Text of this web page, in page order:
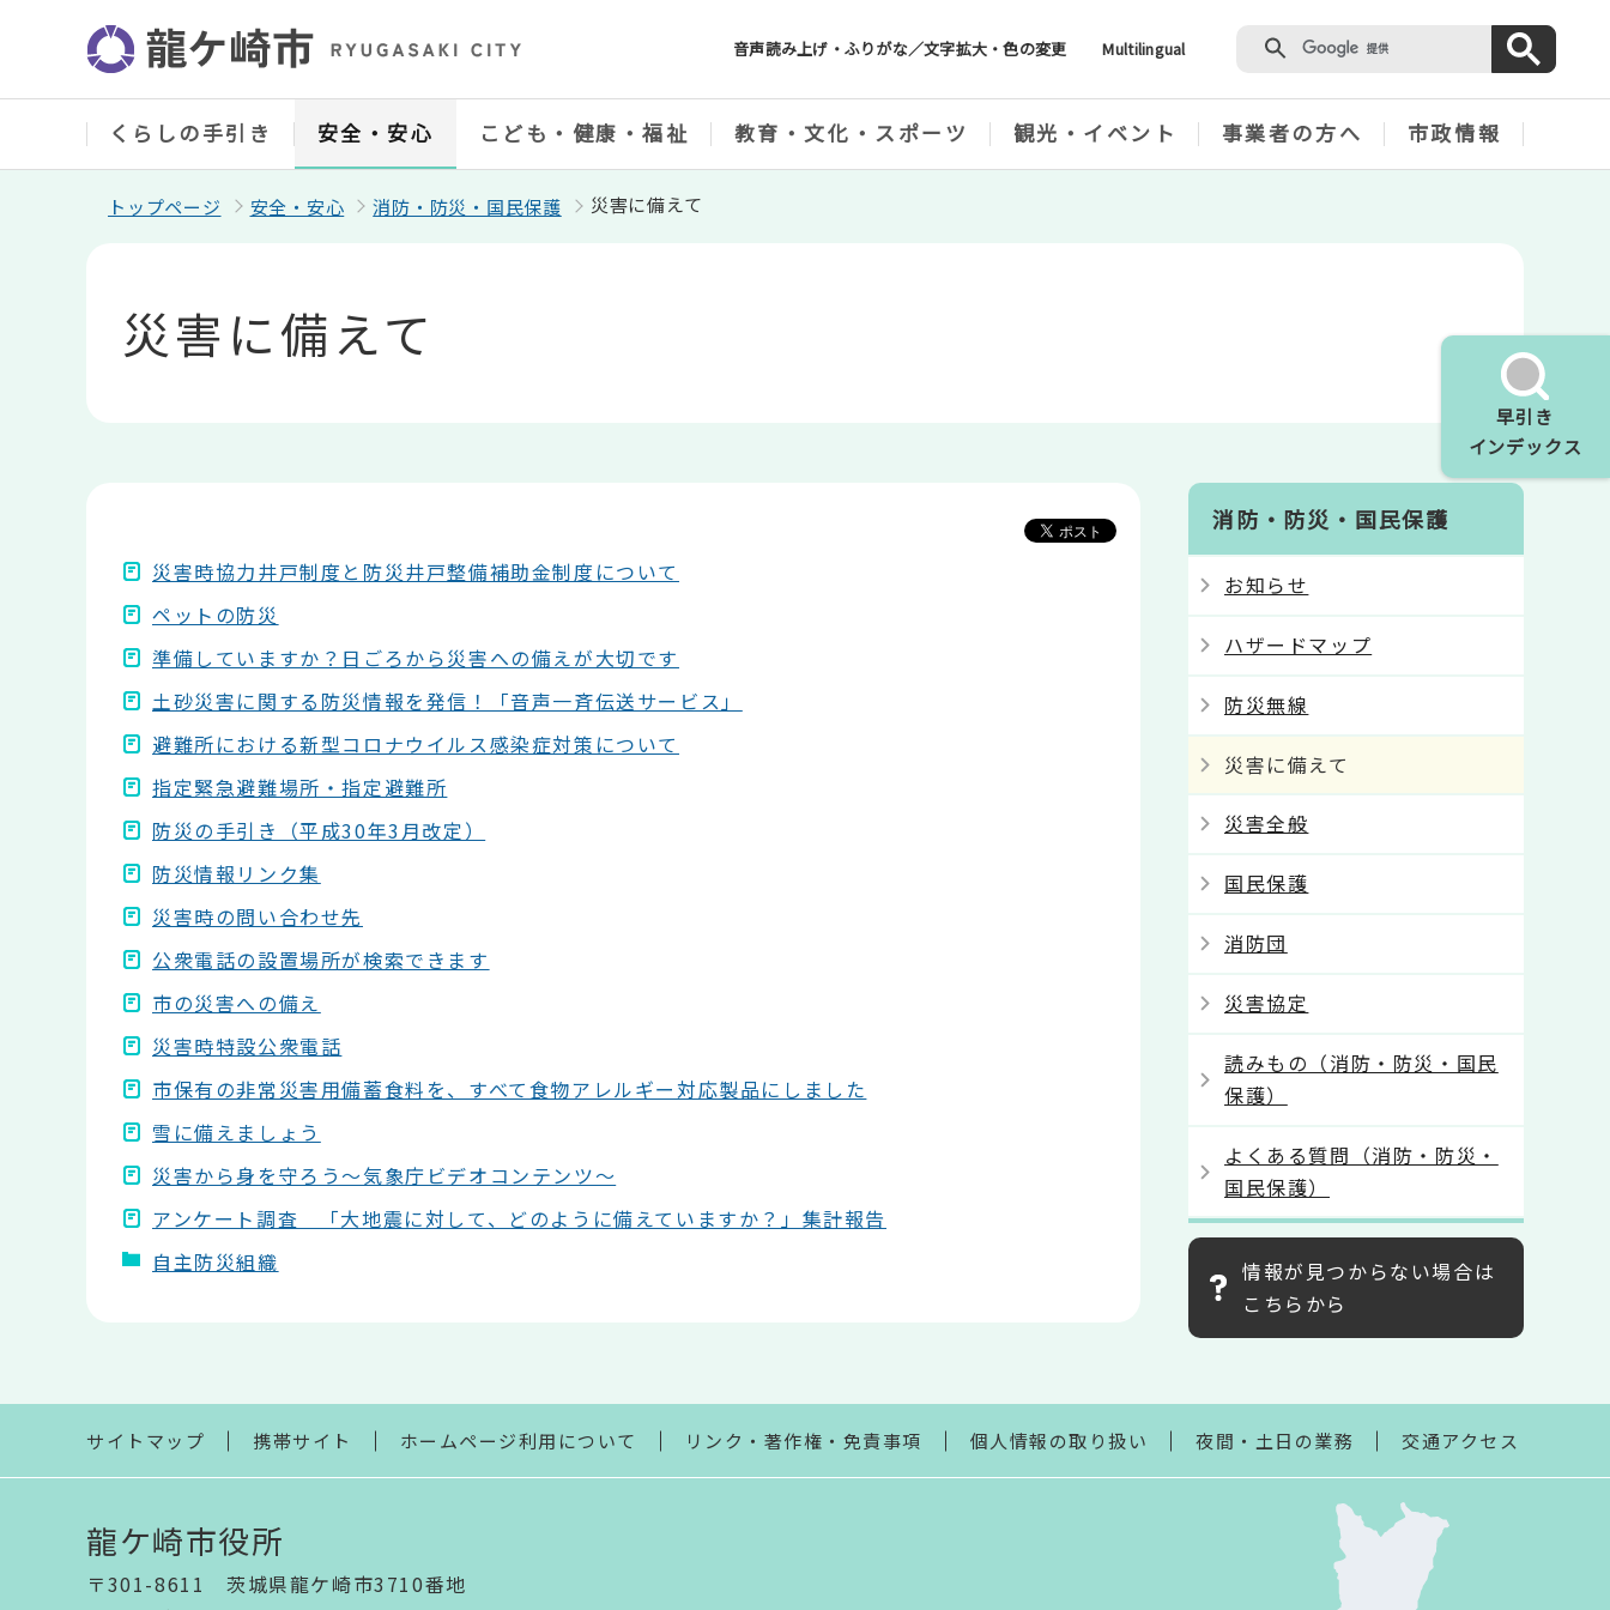
ジ
音声読み上げ・ふりがな／文字拡大・色の変更 Multilingual
早引き
インデックス
くらしの手引き 安全・安心 こども・健康・福祉 教育・文化・スポーツ 観光・イベント 事業者の方へ 市政情報
トップページ 安全・安心 消防・防災・国民保護 災害に備えて
災害に備えて
災害時協力井戸制度と防災井戸整備補助金制度について
ペットの防災
準備していますか？日ごろから災害への備えが大切です
土砂災害に関する防災情報を発信！「音声一斉伝送サービス」
避難所における新型コロナウイルス感染症対策について
指定緊急避難場所・指定避難所
防災の手引き（平成30年3月改定）
防災情報リンク集
災害時の問い合わせ先
公衆電話の設置場所が検索できます
市の災害への備え
災害時特設公衆電話
市保有の非常災害用備蓄食料を、すべて食物アレルギー対応製品にしました
雪に備えましょう
災害から身を守ろう～気象庁ビデオコンテンツ～
アンケート調査 「大地震に対して、どのように備えていますか？」集計報告
自主防災組織
消防・防災・国民保護
お知らせ
ハザードマップ
防災無線
災害に備えて
災害全般
国民保護
消防団
災害協定
読みもの（消防・防災・国民
保護）
よくある質問（消防・防災・
国民保護）
情報が見つからない場合は
こちらから
サイトマップ 携帯サイト ホームページ利用について リンク・著作権・免責事項 個人情報の取り扱い 夜間・土日の業務 交通アクセス
龍ケ崎市役所
〒301-8611 茨城県龍ケ崎市3710番地